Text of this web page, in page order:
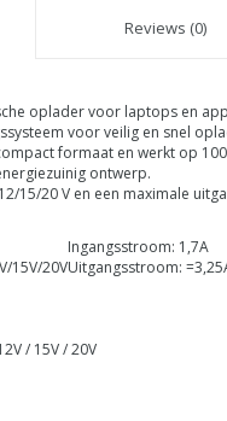
Reviews (0)
oplader voor laptops en
voor veilig en snel
formaat en werkt op
ontwerp.
15/20 V en een maximale
Ingangsstroom: 1,7A
15V/20VUitgangsstroom:
/ 15V / 20V